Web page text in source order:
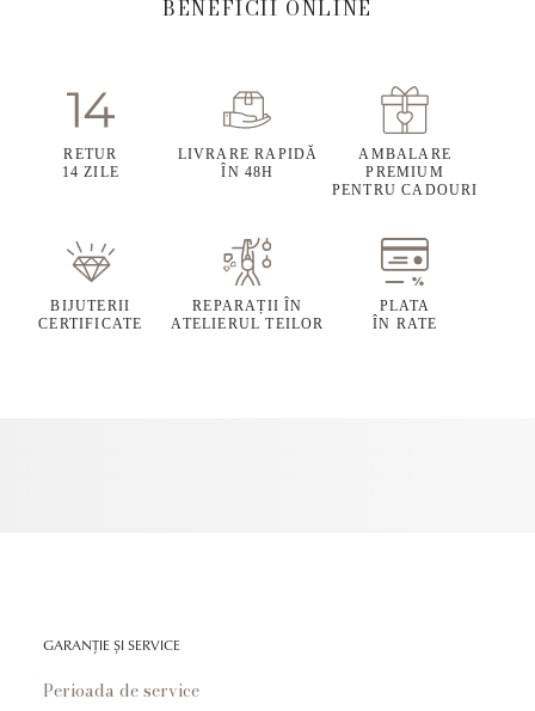
BENEFICII ONLINE
RETUR
14 ZILE
LIVRARE RAPIDĂ
ÎN 48H
AMBALARE
PREMIUM
PENTRU CADOURI
BIJUTERII
CERTIFICATE
REPARAȚII ÎN
ATELIERUL TEILOR
PLATA
ÎN RATE
GARANȚIE ȘI SERVICE
Perioada de service